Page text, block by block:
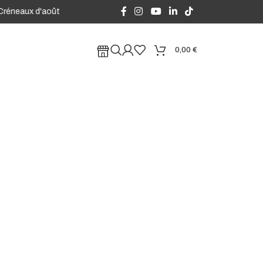
d'août ouverts en préréservation sans engagement, encore
0,00 €